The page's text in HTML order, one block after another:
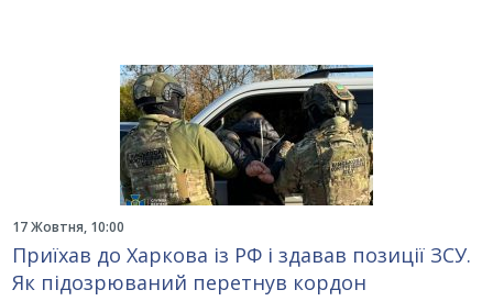
17 Жовтня, 10:00
Приїхав до Харкова із РФ і здавав позиції ЗСУ.
Як підозрюваний перетнув кордон